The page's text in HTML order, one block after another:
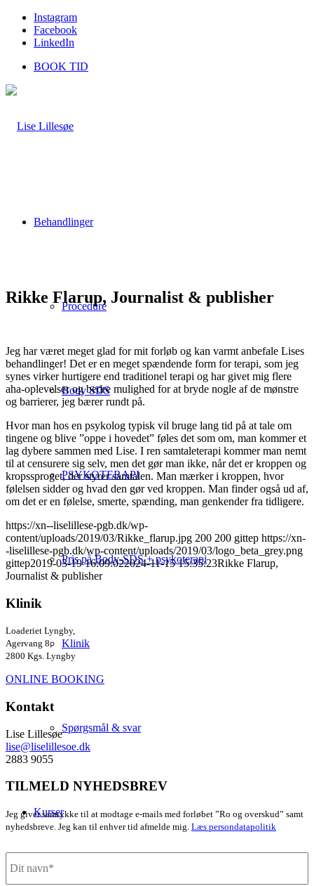
Instagram
Facebook
LinkedIn
BOOK TID
Behandlinger
Procedure
Body SDS
PSYKOTERAPI
Pris på Body-SDS + psykoterapi
Klinik
Spørgsmål & svar
Kurser
Rikke Flarup, Journalist & publisher
Jeg har været meget glad for mit forløb og kan varmt anbefale Lises
behandlinger! Det er en meget spændende form for terapi, som jeg
synes virker hurtigere end traditionel terapi og har givet mig flere
aha-oplevelser og bedre mulighed for at bryde nogle af de mønstre
og barrierer, jeg bærer rundt på.
Hvor man hos en psykolog typisk vil bruge lang tid på at tale om
tingene og blive ”oppe i hovedet” føles det som om, man kommer et
lag dybere sammen med Lise. I ren samtaleterapi kommer man nemt
til at censurere sig selv, men det gør man ikke, når det er kroppen og
kropssproget, der styrer samtalen. Man mærker i kroppen, hvor
følelsen sidder og hvad den gør ved kroppen. Man finder også ud af,
om det er en følelse, smerte, spænding, man genkender fra tidligere.
https://xn--liselillese-pgb.dk/wp-
content/uploads/2019/03/Rikke_flarup.jpg 200 200 gittep https://xn-
-liselillese-pgb.dk/wp-content/uploads/2019/03/logo_beta_grey.png
gittep2019-03-19 16:09:022024-11-15 15:35:23Rikke Flarup,
Journalist & publisher
Klinik
Loaderiet Lyngby,
Agervang 8,
2800 Kgs. Lyngby
ONLINE BOOKING
Kontakt
Lise Lillesøe
lise@liselillesoe.dk
2883 9055
TILMELD NYHEDSBREV
Jeg giver samtykke til at modtage e-mails med forløbet ”Ro og overskud” samt
nyhedsbreve. Jeg kan til enhver tid afmelde mig. Læs persondatapolitik
Navn* *